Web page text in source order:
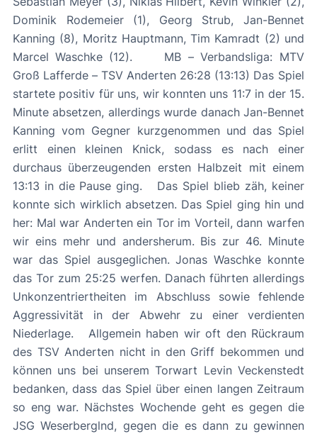
Dominik Rodemeier (1), Georg Strub, Jan-Bennet
Kanning (8), Moritz Hauptmann, Tim Kamradt (2) und
Marcel Waschke (12). MB – Verbandsliga: MTV
Groß Lafferde – TSV Anderten 26:28 (13:13) Das Spiel
startete positiv für uns, wir konnten uns 11:7 in der 15.
Minute absetzen, allerdings wurde danach Jan-Bennet
Kanning vom Gegner kurzgenommen und das Spiel
erlitt einen kleinen Knick, sodass es nach einer
durchaus überzeugenden ersten Halbzeit mit einem
13:13 in die Pause ging. Das Spiel blieb zäh, keiner
konnte sich wirklich absetzen. Das Spiel ging hin und
her: Mal war Anderten ein Tor im Vorteil, dann warfen
wir eins mehr und andersherum. Bis zur 46. Minute
war das Spiel ausgeglichen. Jonas Waschke konnte
das Tor zum 25:25 werfen. Danach führten allerdings
Unkonzentriertheiten im Abschluss sowie fehlende
Aggressivität in der Abwehr zu einer verdienten
Niederlage. Allgemein haben wir oft den Rückraum
des TSV Anderten nicht in den Griff bekommen und
können uns bei unserem Torwart Levin Veckenstedt
bedanken, dass das Spiel über einen langen Zeitraum
so eng war. Nächstes Wochende geht es gegen die
JSG Weserberglnd, gegen die es dann zu gewinnen